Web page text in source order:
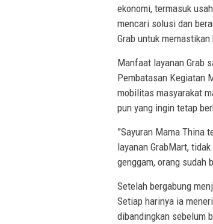
ekonomi, termasuk
mencari solusi dan
Grab untuk
Manfaat layanan Grab
Pembatasan Kegiatan
mobilitas masyarakat
pun yang ingin tetap
”Sayuran Mama Thina
layanan GrabMart,
genggam, orang sudah
Setelah bergabung
Setiap harinya ia
dibandingkan sebelum